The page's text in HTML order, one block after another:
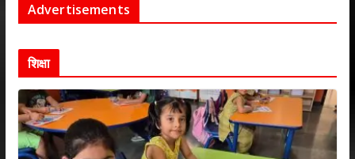
Advertisements
शिक्षा